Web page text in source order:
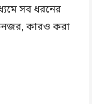
সব ধরনের
কারও করা